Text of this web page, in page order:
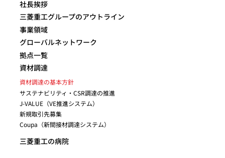
社長挨拶
三菱重工グループのアウトライン
事業領域
グローバルネットワーク
拠点一覧
資材調達
資材調達の基本方針
サステナビリティ・CSR調達の推進
J-VALUE（VE推進システム）
新規取引先募集
Coupa（新間接材調達システム）
三菱重工の病院